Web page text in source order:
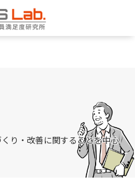
り・改善に関することを中心